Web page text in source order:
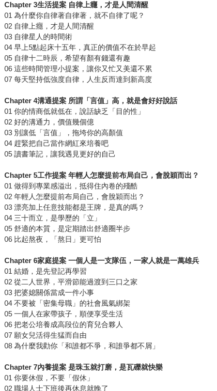
Chapter 3生活提案 自律上癮，才是人間清醒
01 為什麼你自律著自律著，就不自律了呢？
02 自律上癮，才是人間清醒
03 自律星人的時間術
04 早上5點起床十五年，真正的價值不在於早起
05 自律十二時辰，希望有顏有錢還有趣
06 這些時間管理小提案，讓你又忙又美還不累
07 每天堅持低強度自律，人生反而達到新高度
Chapter 4溝通提案 所謂「言值」高，就是會好好說話
01 你的情商低就低在，說話缺乏「目的性」
02 好的溝通力，價值幾個億
03 別讓低「言值」，拖垮你的高顏值
04 趕緊把自己當作網紅來培養吧
05 讀書筆記，讓我遇見更好的自己
Chapter 5工作提案 年輕人怎麼提前布局自己，會脫穎而出？
01 做得到專業感溢出，抵得住內卷的殘酷
02 年輕人怎麼提前布局自己，會脫穎而出？
03 漂亮加上任意技能都是王牌，是真的嗎？
04 三十而立，是學歷的「立」
05 舒適的本質，是定期踏出舒適圈半步
06 比起熬夜，「熬日」更可怕
Chapter 6家庭提案 一個人是一支隊伍，一家人就是一萬雄兵
01 結婚，是先登記再學習
02 從二人世界，平滑節能過渡到三口之家
03 把婆媳關係當成一件小事
04 不要被「密集母職」的社會風氣綁架
05 一個人在家帶孩子，順便享受生活
06 把老公培養成高段位的育兒合夥人
07 願女兒活得生猛而自由
08 為什麼我勸你「和誰都不爭，和誰爭都不屑」
Chapter 7內養提案 是珠玉就打磨，是瓦礫就快樂
01 你要休假，不要「假休」
02 職場人士下班後再休息就晚了